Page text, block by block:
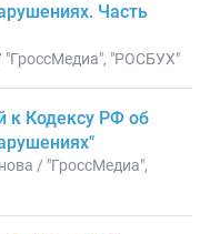
Часть
"РОСБУХ"
к Кодексу РФ об
/ "ГроссМедиа",